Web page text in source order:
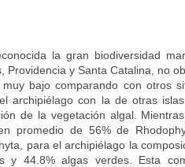
la gran biodiversidad
Providencia y Santa Catalina, no
bajo comparando con otros
archipiélago con la de otras
de la vegetación algal.
promedio de 56% de
para el archipiélago la
y 44.8% algas verdes. Esta